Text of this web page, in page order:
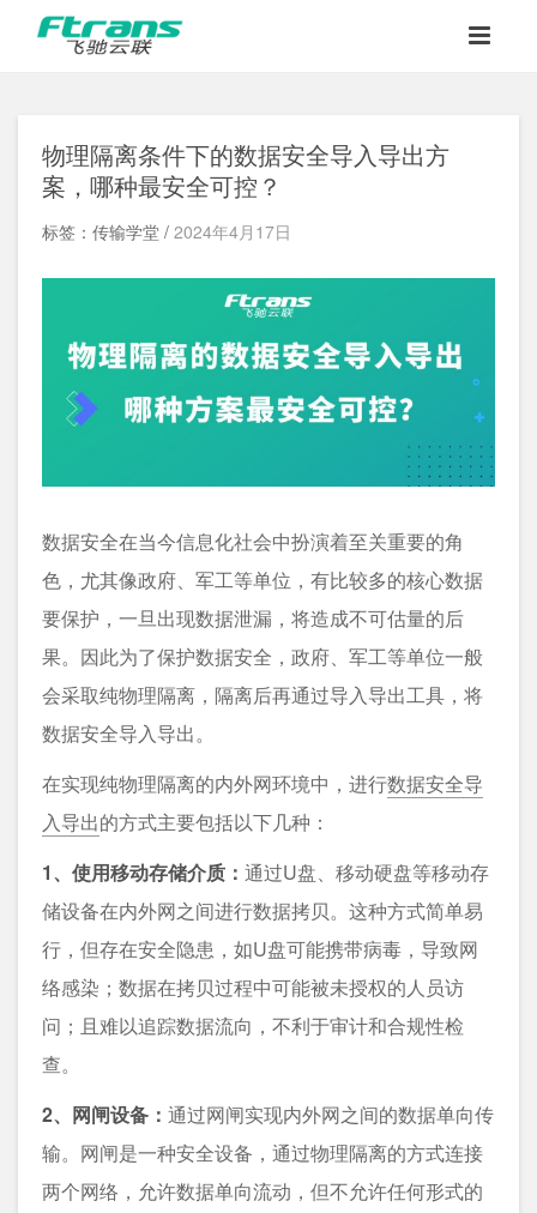
物理隔离条件下的数据安全导入导出方
案，哪种最安全可控？
标签：传输学堂 / 2024年4月17日
数据安全在当今信息化社会中扮演着至关重要的角
色，尤其像政府、军工等单位，有比较多的核心数据
要保护，一旦出现数据泄漏，将造成不可估量的后
果。因此为了保护数据安全，政府、军工等单位一般
会采取纯物理隔离，隔离后再通过导入导出工具，将
数据安全导入导出。
在实现纯物理隔离的内外网环境中，进行数据安全导
入导出的方式主要包括以下几种：
1、使用移动存储介质： 通过U盘、移动硬盘等移动存
储设备在内外网之间进行数据拷贝。这种方式简单易
行，但存在安全隐患，如U盘可能携带病毒，导致网
络感染；数据在拷贝过程中可能被未授权的人员访
问；且难以追踪数据流向，不利于审计和合规性检
查。
2、网闸设备： 通过网闸实现内外网之间的数据单向传
输。网闸是一种安全设备，通过物理隔离的方式连接
两个网络，允许数据单向流动，但不允许任何形式的